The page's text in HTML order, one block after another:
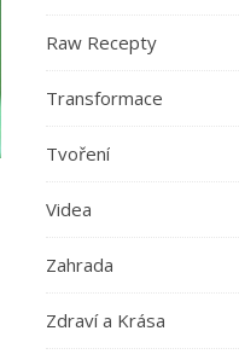
Raw Recepty
Transformace
Tvoření
Videa
Zahrada
Zdraví a Krása